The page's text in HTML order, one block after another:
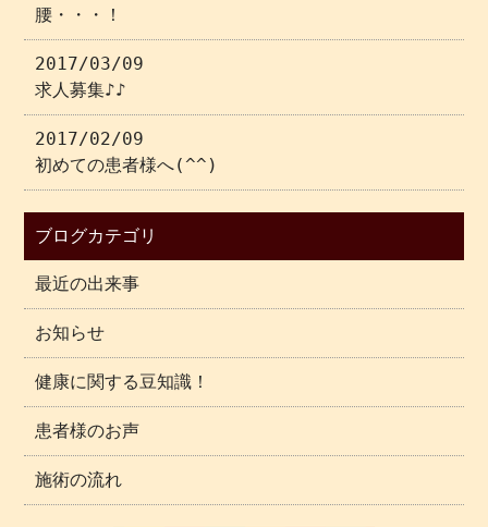
腰・・・！
2017/03/09
求人募集♪♪
2017/02/09
初めての患者様へ(^^)
ブログカテゴリ
最近の出来事
お知らせ
健康に関する豆知識！
患者様のお声
施術の流れ